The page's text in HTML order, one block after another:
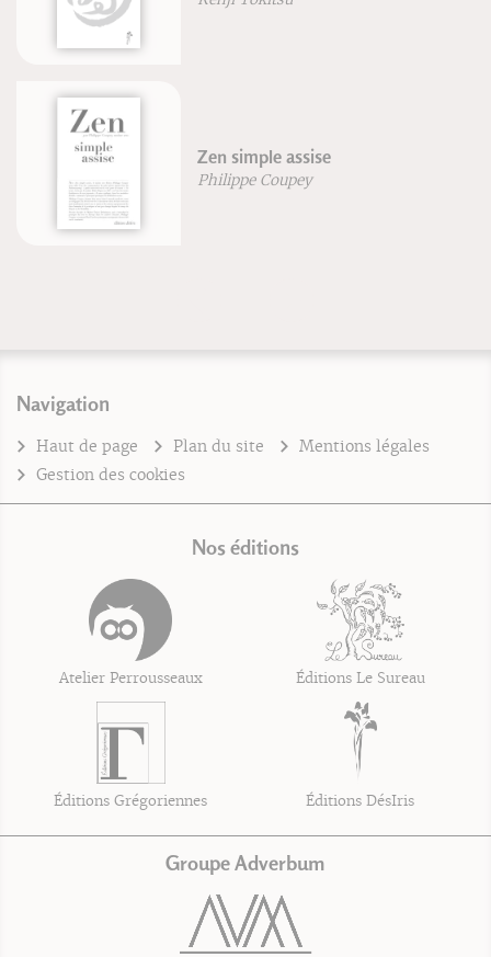
Zen simple assise
Philippe Coupey
Navigation
Haut de page Plan du site
Mentions légales
Gestion des cookies
Nos éditions
Atelier Perrousseaux Éditions Le Sureau
Éditions Grégoriennes Éditions DésIris
Groupe Adverbum